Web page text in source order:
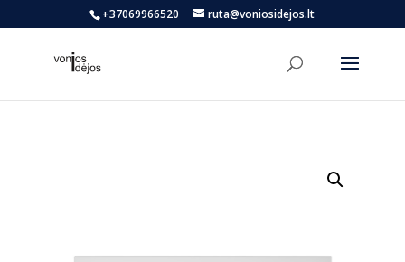
+37069966520 ruta@voniosidejos.lt